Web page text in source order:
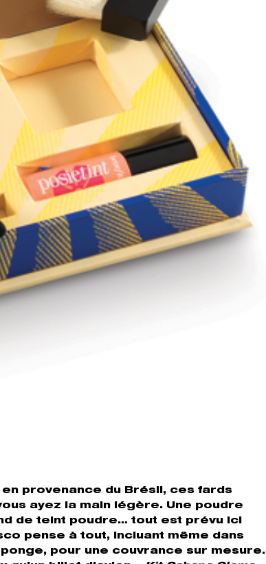
provenance du Brésil, ces fards
ayez la main légère. Une poudre
de teint poudre… tout est prévu ici
pense à tout, incluant même dans
pour une couvrance sur mesure.